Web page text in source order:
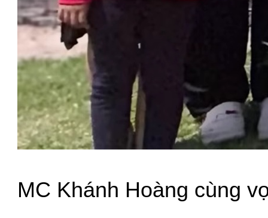
MC Khánh Hoàng cùng